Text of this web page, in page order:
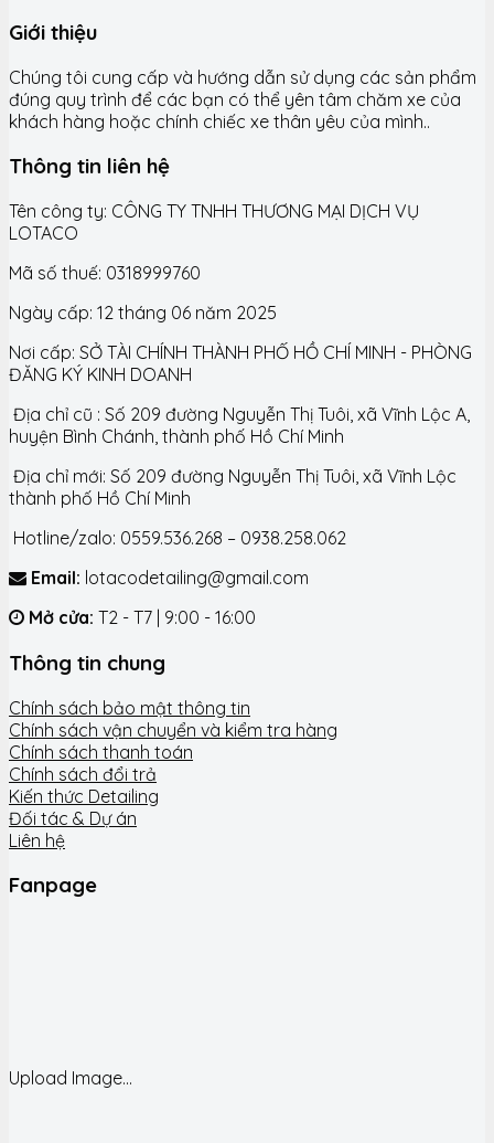
Giới thiệu
Chúng tôi cung cấp và hướng dẫn sử dụng các sản phẩm
đúng quy trình để các bạn có thể yên tâm chăm xe của
khách hàng hoặc chính chiếc xe thân yêu của mình..
Thông tin liên hệ
Tên công ty: CÔNG TY TNHH THƯƠNG MẠI DỊCH VỤ
LOTACO
Mã số thuế: 0318999760
Ngày cấp: 12 tháng 06 năm 2025
Nơi cấp: SỞ TÀI CHÍNH THÀNH PHỐ HỒ CHÍ MINH - PHÒNG
ĐĂNG KÝ KINH DOANH
Địa chỉ cũ : Số 209 đường Nguyễn Thị Tuôi, xã Vĩnh Lộc A,
huyện Bình Chánh, thành phố Hồ Chí Minh
Địa chỉ mới: Số 209 đường Nguyễn Thị Tuôi, xã Vĩnh Lộc
thành phố Hồ Chí Minh
Hotline/zalo: 0559.536.268 – 0938.258.062
Email: lotacodetailing@gmail.com
Mở cửa: T2 - T7 | 9:00 - 16:00
Thông tin chung
Chính sách bảo mật thông tin
Chính sách vận chuyển và kiểm tra hàng
Chính sách thanh toán
Chính sách đổi trả
Kiến thức Detailing
Đối tác & Dự án
Liên hệ
Fanpage
Upload Image...